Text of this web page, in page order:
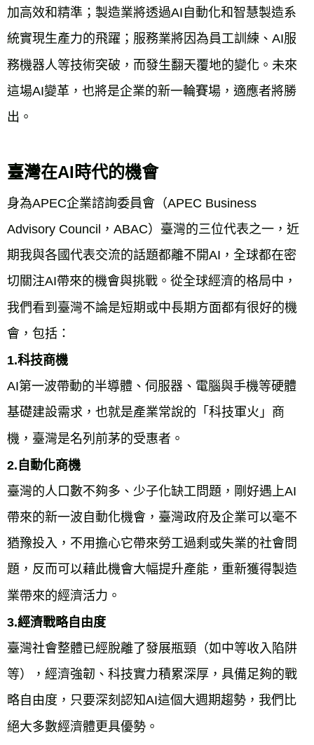
加高效和精準；製造業將透過AI自動化和智慧製造系
統實現生產力的飛躍；服務業將因為員工訓練、AI服
務機器人等技術突破，而發生翻天覆地的變化。未來
這場AI變革，也將是企業的新一輪賽場，適應者將勝
臺灣在AI時代的機會
身為APEC企業諮詢委員會（APEC Business
Advisory Council，ABAC）臺灣的三位代表之一，近
期我與各國代表交流的話題都離不開AI，全球都在密
切關注AI帶來的機會與挑戰。從全球經濟的格局中，
我們看到臺灣不論是短期或中長期方面都有很好的機
會，包括：
1.科技商機
AI第一波帶動的半導體、伺服器、電腦與手機等硬體
基礎建設需求，也就是產業常說的「科技軍火」商
機，臺灣是名列前茅的受惠者。
2.自動化商機
臺灣的人口數不夠多、少子化缺工問題，剛好遇上AI
帶來的新一波自動化機會，臺灣政府及企業可以毫不
猶豫投入，不用擔心它帶來勞工過剩或失業的社會問
題，反而可以藉此機會大幅提升產能，重新獲得製造
業帶來的經濟活力。
3.經濟戰略自由度
臺灣社會整體已經脫離了發展瓶頸（如中等收入陷阱
等），經濟強韌、科技實力積累深厚，具備足夠的戰
略自由度，只要深刻認知AI這個大週期趨勢，我們比
絕大多數經濟體更具優勢。